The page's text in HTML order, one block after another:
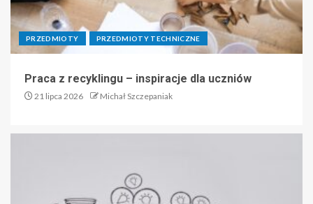
PRZEDMIOTY PRZEDMIOTY TECHNICZNE
Praca z recyklingu – inspiracje dla uczniów
21 lipca 2026 Michał Szczepaniak